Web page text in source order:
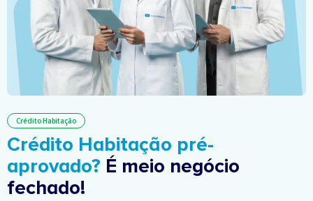
Crédito Habitação
Crédito Habitação pré-
aprovado? É meio negócio
fechado!